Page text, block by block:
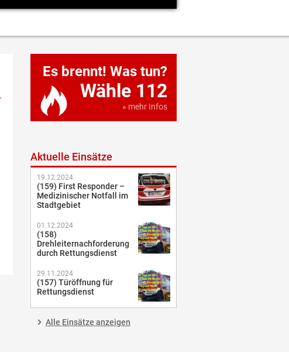
Es brennt! Was tun?
Wähle 112
» mehr Infos
Aktuelle Einsätze
19.12.2024
(159) First Responder –
Medizinischer Notfall im
Stadtgebiet
01.12.2024
(158)
Drehleiternachforderung
durch Rettungsdienst
29.11.2024
(157) Türöffnung für
Rettungsdienst
Alle Einsätze anzeigen